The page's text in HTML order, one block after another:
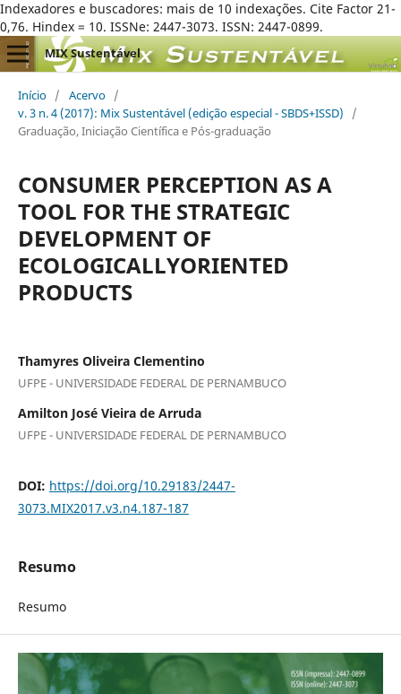
Indexadores e buscadores: mais de 10 indexações. Cite Factor 21-
0,76. Hindex = 10. ISSNe: 2447-3073. ISSN: 2447-0899.
MIX Sustentável
Início / Acervo /
v. 3 n. 4 (2017): Mix Sustentável (edição especial - SBDS+ISSD)
/
Graduação, Iniciação Científica e Pós-graduação
CONSUMER PERCEPTION AS A
TOOL FOR THE STRATEGIC
DEVELOPMENT OF
ECOLOGICALLYORIENTED
PRODUCTS
Thamyres Oliveira Clementino
UFPE - UNIVERSIDADE FEDERAL DE PERNAMBUCO
Amilton José Vieira de Arruda
UFPE - UNIVERSIDADE FEDERAL DE PERNAMBUCO
DOI: https://doi.org/10.29183/2447-
3073.MIX2017.v3.n4.187-187
Resumo
Resumo